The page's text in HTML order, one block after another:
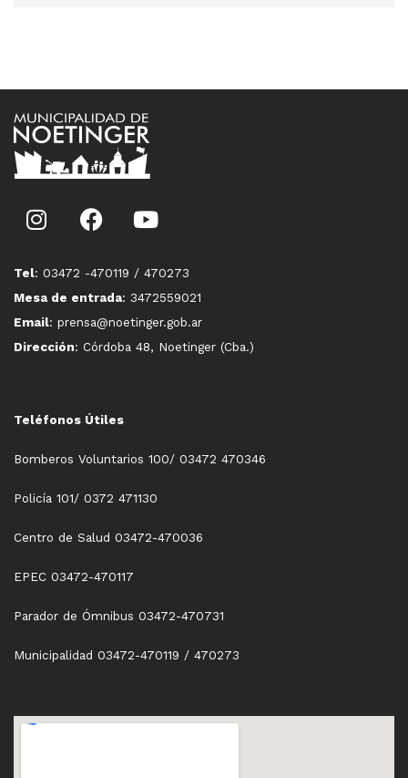
Tel: 03472 -470119 / 470273
Mesa de entrada: 3472559021
Email: prensa@noetinger.gob.ar
Dirección: Córdoba 48, Noetinger (Cba.)
Teléfonos Útiles
Bomberos Voluntarios 100/ 03472 470346
Policía 101/ 0372 471130
Centro de Salud 03472-470036
EPEC 03472-470117
Parador de Ómnibus 03472-470731
Municipalidad 03472-470119 / 470273